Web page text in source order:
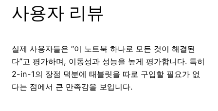
사용자 리뷰
실제 사용자들은 “이 노트북 하나로 모든 것이 해결된
다”고 평가하며, 이동성과 성능을 높게 평가합니다. 특히
2-in-1의 장점 덕분에 태블릿을 따로 구입할 필요가 없
다는 점에서 큰 만족감을 보입니다.